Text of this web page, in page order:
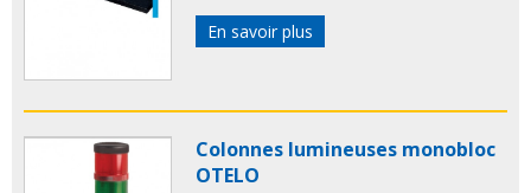
En savoir plus
Colonnes lumineuses monobloc
OTELO